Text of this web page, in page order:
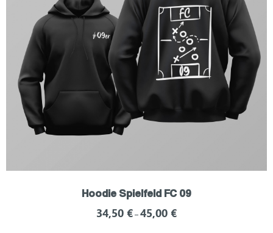
Hoodie Spielfeld FC 09
34,50 € – 45,00 €